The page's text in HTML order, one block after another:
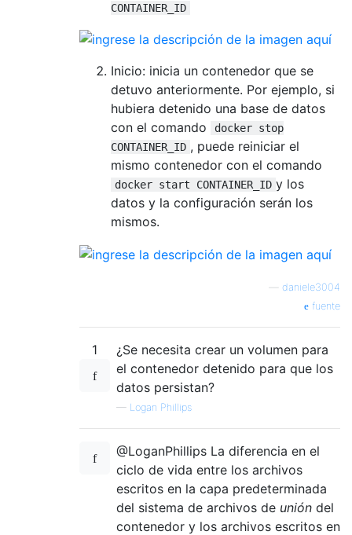
CONTAINER_ID
Inicio: inicia un contenedor que se
detuvo anteriormente. Por ejemplo, si
hubiera detenido una base de datos
con el comando
docker stop
CONTAINER_ID , puede reiniciar el
mismo contenedor con el comando
docker start CONTAINER_ID y los
datos y la configuración serán los
mismos.
daniele3004
fuente
1
¿Se necesita crear un volumen para
el contenedor detenido para que los
datos persistan?
— Logan Phillips
@LoganPhillips La diferencia en el
ciclo de vida entre los archivos
escritos en la capa predeterminada
del sistema de archivos de unión del
contenedor y los archivos escritos en